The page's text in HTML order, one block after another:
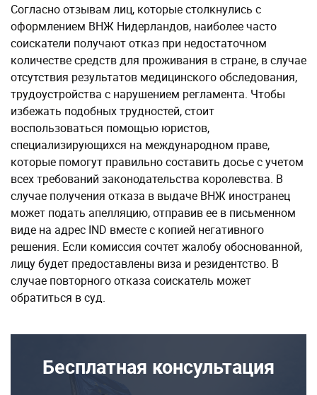
Согласно отзывам лиц, которые столкнулись с
оформлением ВНЖ Нидерландов, наиболее часто
соискатели получают отказ при недостаточном
количестве средств для проживания в стране, в случае
отсутствия результатов медицинского обследования,
трудоустройства с нарушением регламента. Чтобы
избежать подобных трудностей, стоит
воспользоваться помощью юристов,
специализирующихся на международном праве,
которые помогут правильно составить досье с учетом
всех требований законодательства королевства. В
случае получения отказа в выдаче ВНЖ иностранец
может подать апелляцию, отправив ее в письменном
виде на адрес IND вместе с копией негативного
решения. Если комиссия сочтет жалобу обоснованной,
лицу будет предоставлены виза и резидентство. В
случае повторного отказа соискатель может
обратиться в суд.
Бесплатная консультация